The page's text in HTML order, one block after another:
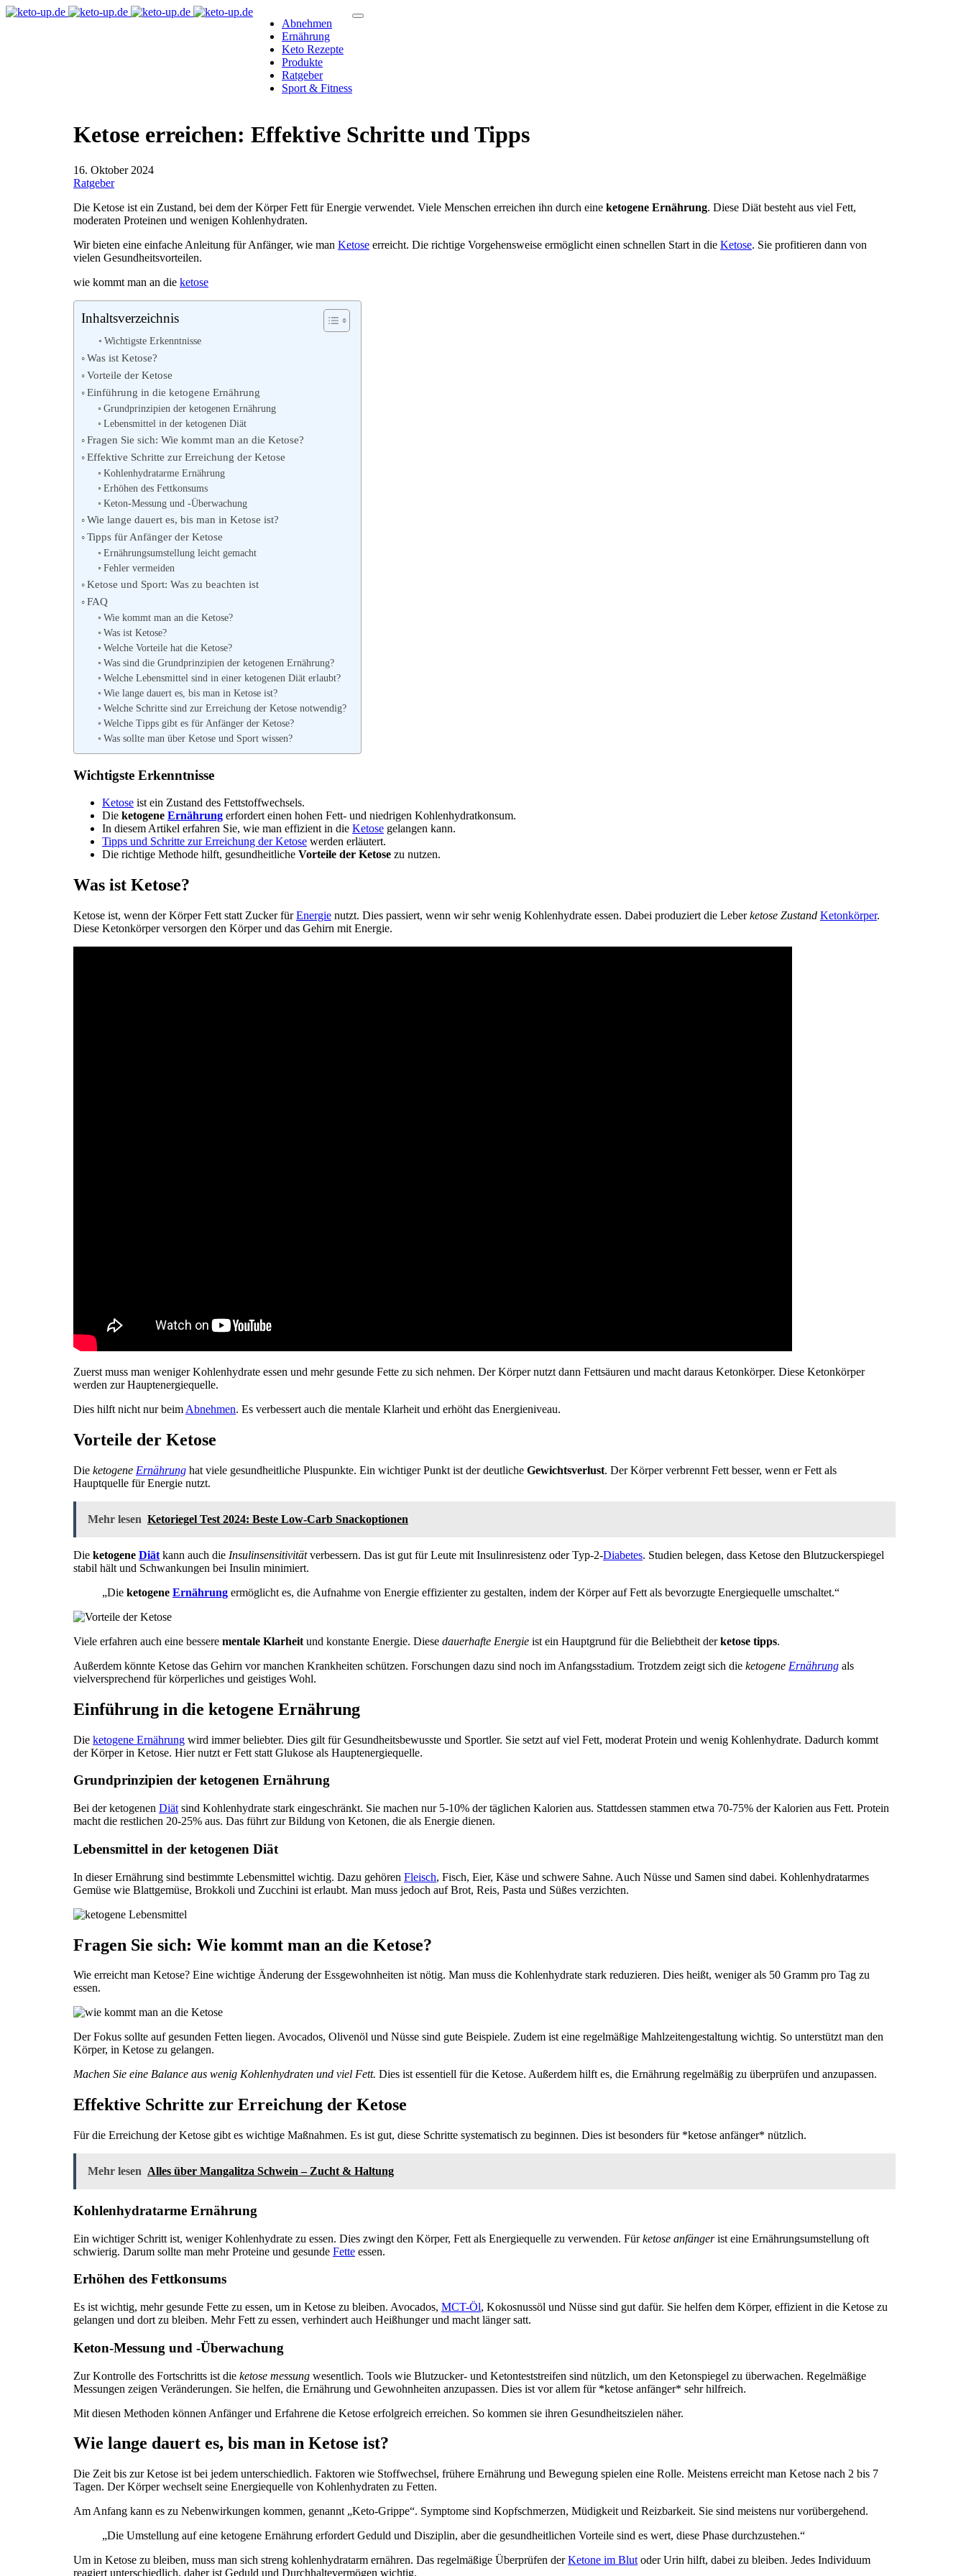
Abnehmen
Ernährung
Keto Rezepte
Produkte
Ratgeber
Sport & Fitness
Ketose erreichen: Effektive Schritte und Tipps
16. Oktober 2024
Ratgeber
Die Ketose ist ein Zustand, bei dem der Körper Fett für Energie verwendet. Viele Menschen erreichen ihn durch eine ketogene Ernährung. Diese Diät besteht aus viel Fett,
moderaten Proteinen und wenigen Kohlenhydraten.
Wir bieten eine einfache Anleitung für Anfänger, wie man Ketose erreicht. Die richtige Vorgehensweise ermöglicht einen schnellen Start in die Ketose. Sie profitieren dann von
vielen Gesundheitsvorteilen.
wie kommt man an die ketose
Inhaltsverzeichnis
Wichtigste Erkenntnisse
Was ist Ketose?
Vorteile der Ketose
Einführung in die ketogene Ernährung
Grundprinzipien der ketogenen Ernährung
Lebensmittel in der ketogenen Diät
Fragen Sie sich: Wie kommt man an die Ketose?
Effektive Schritte zur Erreichung der Ketose
Kohlenhydratarme Ernährung
Erhöhen des Fettkonsums
Keton-Messung und -Überwachung
Wie lange dauert es, bis man in Ketose ist?
Tipps für Anfänger der Ketose
Ernährungsumstellung leicht gemacht
Fehler vermeiden
Ketose und Sport: Was zu beachten ist
FAQ
Wie kommt man an die Ketose?
Was ist Ketose?
Welche Vorteile hat die Ketose?
Was sind die Grundprinzipien der ketogenen Ernährung?
Welche Lebensmittel sind in einer ketogenen Diät erlaubt?
Wie lange dauert es, bis man in Ketose ist?
Welche Schritte sind zur Erreichung der Ketose notwendig?
Welche Tipps gibt es für Anfänger der Ketose?
Was sollte man über Ketose und Sport wissen?
Wichtigste Erkenntnisse
Ketose ist ein Zustand des Fettstoffwechsels.
Die ketogene Ernährung erfordert einen hohen Fett- und niedrigen Kohlenhydratkonsum.
In diesem Artikel erfahren Sie, wie man effizient in die Ketose gelangen kann.
Tipps und Schritte zur Erreichung der Ketose werden erläutert.
Die richtige Methode hilft, gesundheitliche Vorteile der Ketose zu nutzen.
Was ist Ketose?
Ketose ist, wenn der Körper Fett statt Zucker fürEnergie nutzt. Dies passiert, wenn wir sehr wenig Kohlenhydrate essen. Dabei produziert die Leberketose Zustand Ketonkörper.
Diese Ketonkörper versorgen den Körper und das Gehirn mit Energie.
Zuerst muss man weniger Kohlenhydrate essen und mehr gesunde Fette zu sich nehmen. Der Körper nutzt dann Fettsäuren und macht daraus Ketonkörper. Diese Ketonkörper
werden zur Hauptenergiequelle.
Dies hilft nicht nur beim Abnehmen. Es verbessert auch die mentale Klarheit und erhöht das Energieniveau.
Vorteile der Ketose
Die ketogene Ernährung hat viele gesundheitliche Pluspunkte. Ein wichtiger Punkt ist der deutliche Gewichtsverlust. Der Körper verbrennt Fett besser, wenn er Fett als
Hauptquelle für Energie nutzt.
Mehr lesen Ketoriegel Test 2024: Beste Low-Carb Snackoptionen
Die ketogene Diät kann auch die Insulinsensitivitätverbessern. Das ist gut für Leute mit Insulinresistenz oder Typ-2-Diabetes. Studien belegen, dass Ketose den Blutzuckerspiegel
stabil hält und Schwankungen bei Insulin minimiert.
„Die ketogene Ernährung ermöglicht es, die Aufnahme von Energie effizienter zu gestalten, indem der Körper auf Fett als bevorzugte Energiequelle umschaltet.“
Viele erfahren auch eine bessere mentale Klarheit und konstante Energie. Diese dauerhafte Energie ist ein Hauptgrund für die Beliebtheit derketose tipps.
Außerdem könnte Ketose das Gehirn vor manchen Krankheiten schützen. Forschungen dazu sind noch im Anfangsstadium. Trotzdem zeigt sich die ketogene Ernährung als
vielversprechend für körperliches und geistiges Wohl.
Einführung in die ketogene Ernährung
Die ketogene Ernährung wird immer beliebter. Dies gilt für Gesundheitsbewusste und Sportler. Sie setzt auf viel Fett, moderat Protein und wenig Kohlenhydrate. Dadurch kommt
der Körper in Ketose. Hier nutzt er Fett statt Glukose als Hauptenergiequelle.
Grundprinzipien der ketogenen Ernährung
Bei der ketogenen Diät sind Kohlenhydrate stark eingeschränkt. Sie machen nur 5-10% der täglichen Kalorien aus. Stattdessen stammen etwa 70-75% der Kalorien aus Fett. Protein
macht die restlichen 20-25% aus. Das führt zur Bildung von Ketonen, die als Energie dienen.
Lebensmittel in der ketogenen Diät
In dieser Ernährung sind bestimmte Lebensmittel wichtig. Dazu gehören Fleisch, Fisch, Eier, Käse und schwere Sahne. Auch Nüsse und Samen sind dabei. Kohlenhydratarmes
Gemüse wie Blattgemüse, Brokkoli und Zucchini ist erlaubt. Man muss jedoch auf Brot, Reis, Pasta und Süßes verzichten.
Fragen Sie sich: Wie kommt man an die Ketose?
Wie erreicht man Ketose? Eine wichtige Änderung der Essgewohnheiten ist nötig. Man muss die Kohlenhydrate stark reduzieren. Dies heißt, weniger als 50 Gramm pro Tag zu
essen.
Der Fokus sollte auf gesunden Fetten liegen. Avocados, Olivenöl und Nüsse sind gute Beispiele. Zudem ist eine regelmäßige Mahlzeitengestaltung wichtig. So unterstützt man den
Körper, in Ketose zu gelangen.
Machen Sie eine Balance aus wenig Kohlenhydraten und viel Fett. Dies ist essentiell für die Ketose. Außerdem hilft es, die Ernährung regelmäßig zu überprüfen und anzupassen.
Effektive Schritte zur Erreichung der Ketose
Für die Erreichung der Ketose gibt es wichtige Maßnahmen. Es ist gut, diese Schritte systematisch zu beginnen. Dies ist besonders für *ketose anfänger* nützlich.
Mehr lesen Alles über Mangalitza Schwein – Zucht & Haltung
Kohlenhydratarme Ernährung
Ein wichtiger Schritt ist, weniger Kohlenhydrate zu essen. Dies zwingt den Körper, Fett als Energiequelle zu verwenden. Fürketose anfängerist eine Ernährungsumstellung oft
schwierig. Darum sollte man mehr Proteine und gesunde Fette essen.
Erhöhen des Fettkonsums
Es ist wichtig, mehr gesunde Fette zu essen, um in Ketose zu bleiben. Avocados, MCT-Öl, Kokosnussöl und Nüsse sind gut dafür. Sie helfen dem Körper, effizient in die Ketose zu
gelangen und dort zu bleiben. Mehr Fett zu essen, verhindert auch Heißhunger und macht länger satt.
Keton-Messung und -Überwachung
Zur Kontrolle des Fortschritts ist die ketose messung wesentlich. Tools wie Blutzucker- und Ketonteststreifen sind nützlich, um den Ketonspiegel zu überwachen. Regelmäßige
Messungen zeigen Veränderungen. Sie helfen, die Ernährung und Gewohnheiten anzupassen. Dies ist vor allem für *ketose anfänger* sehr hilfreich.
Mit diesen Methoden können Anfänger und Erfahrene die Ketose erfolgreich erreichen. So kommen sie ihren Gesundheitszielen näher.
Wie lange dauert es, bis man in Ketose ist?
Die Zeit bis zur Ketose ist bei jedem unterschiedlich. Faktoren wie Stoffwechsel, frühere Ernährung und Bewegung spielen eine Rolle. Meistens erreicht man Ketose nach 2 bis 7
Tagen. Der Körper wechselt seine Energiequelle von Kohlenhydraten zu Fetten.
Am Anfang kann es zu Nebenwirkungen kommen, genannt „Keto-Grippe“. Symptome sind Kopfschmerzen, Müdigkeit und Reizbarkeit. Sie sind meistens nur vorübergehend.
„Die Umstellung auf eine ketogene Ernährung erfordert Geduld und Disziplin, aber die gesundheitlichen Vorteile sind es wert, diese Phase durchzustehen.“
Um in Ketose zu bleiben, muss man sich streng kohlenhydratarm ernähren. Das regelmäßige Überprüfen derKetone im Blut oder Urin hilft, dabei zu bleiben. Jedes Individuum
reagiert unterschiedlich, daher ist Geduld und Durchhaltevermögen wichtig.